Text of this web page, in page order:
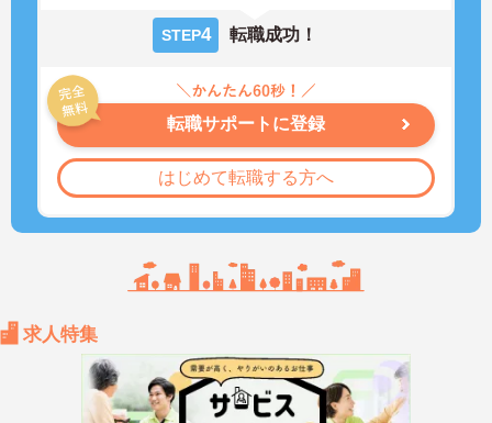
STEP4 転職成功！
転職サポートに登録
はじめて転職する方へ
求人特集